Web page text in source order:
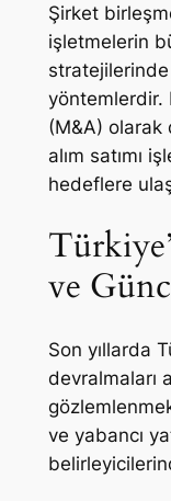
Şirket
işletmelerin
stratejilerinde
yöntemlerdir.
(M&A) olarak
alım satımı
hedeflere
ve
Son yıllarda
devralmaları
ve yabancı